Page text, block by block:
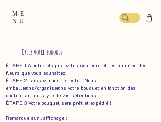
ME
NU
Creez votre bouquet
ÉTAPE 1 Ajoutez et ajustez les couleurs et les numéros des
fleurs que vous souhaitez.
ÉTAPE 2 Laissez-nous le reste ! Nous
emballerons/organiserons votre bouquet en fonction des
couleurs et du style de vos sélections. ​
ÉTAPE 3 Votre bouquet sera prêt et expédié !
Remarque sur l'affichage :